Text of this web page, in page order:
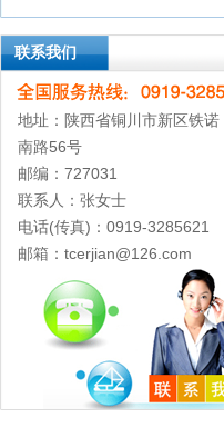
联系我们
地址：陕西省铜川市新区铁诺
南路56号
邮编：727031
联系人：张女士
电话(传真)：0919-3285621
邮箱：tcerjian@126.com